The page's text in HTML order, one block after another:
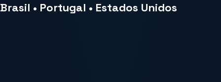
Brasil • Portugal • Estados Unidos